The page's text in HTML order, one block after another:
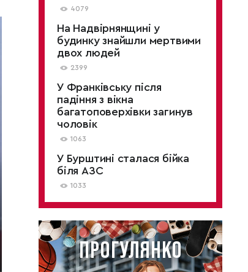
4079
На Надвірнянщині у
будинку знайшли мертвими
двох людей
2399
У Франківську після
падіння з вікна
багатоповерхівки загинув
чоловік
1063
У Бурштині сталася бійка
біля АЗС
1033